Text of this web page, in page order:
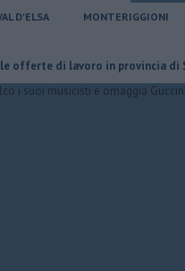
D'ELSA MONTERIGGIONI
lavoro in provincia di Siena